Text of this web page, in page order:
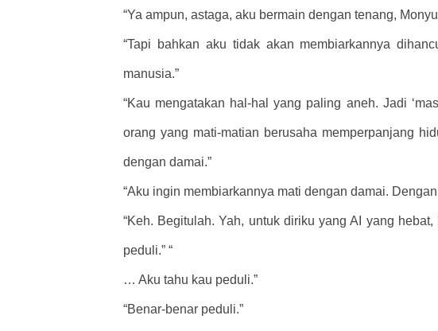
“Ya ampun, astaga, aku bermain dengan tenang,
“Tapi bahkan aku tidak akan membiarkannya
manusia.”
“Kau mengatakan hal-hal yang paling aneh. Jadi
orang yang mati-matian berusaha memperpanjang
dengan damai.”
“Aku ingin membiarkannya mati dengan damai.
“Keh. Begitulah. Yah, untuk diriku yang AI yang
peduli.” “
… Aku tahu kau peduli.”
“Benar-benar peduli.”